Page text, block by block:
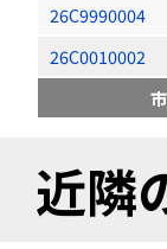
26C9990004
26C0010002
近隣